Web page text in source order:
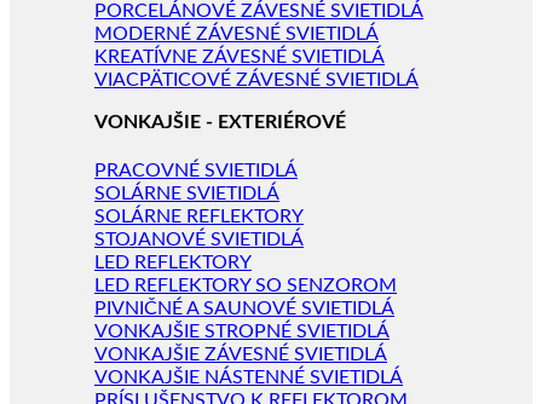
PORCELÁNOVÉ ZÁVESNÉ SVIETIDLÁ
MODERNÉ ZÁVESNÉ SVIETIDLÁ
KREATÍVNE ZÁVESNÉ SVIETIDLÁ
VIACPÄTICOVÉ ZÁVESNÉ SVIETIDLÁ
VONKAJŠIE - EXTERIÉROVÉ
PRACOVNÉ SVIETIDLÁ
SOLÁRNE SVIETIDLÁ
SOLÁRNE REFLEKTORY
STOJANOVÉ SVIETIDLÁ
LED REFLEKTORY
LED REFLEKTORY SO SENZOROM
PIVNIČNÉ A SAUNOVÉ SVIETIDLÁ
VONKAJŠIE STROPNÉ SVIETIDLÁ
VONKAJŠIE ZÁVESNÉ SVIETIDLÁ
VONKAJŠIE NÁSTENNÉ SVIETIDLÁ